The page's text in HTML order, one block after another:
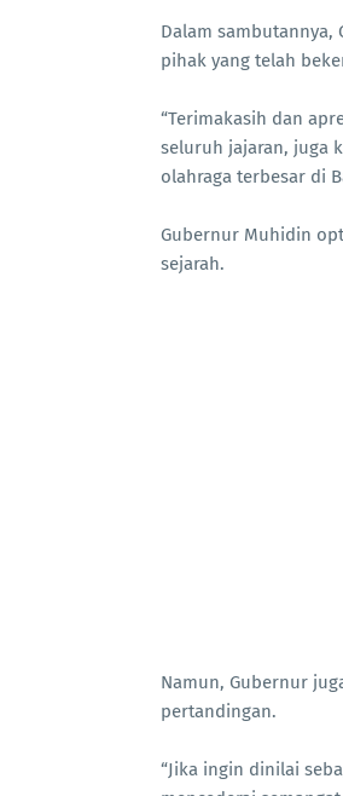
Dalam
pihak yang telah
“Terimakasih dan
seluruh jajaran, juga
olahraga terbesar di
Gubernur Muhidin
sejarah.
Namun, Gubernur
pertandingan.
“Jika ingin dinilai